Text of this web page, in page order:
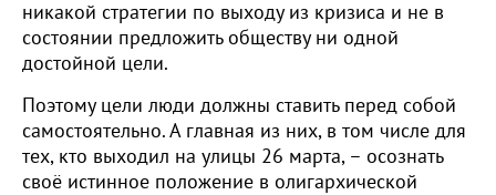
никакой стратегии по выходу из кризиса и не в
состоянии предложить обществу ни одной
достойной цели.
Поэтому цели люди должны ставить перед собой
самостоятельно. А главная из них, в том числе для
тех, кто выходил на улицы 26 марта, – осознать
своё истинное положение в олигархической